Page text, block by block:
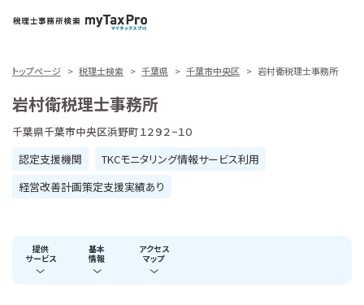
トップページ 税理士検索 千葉県 千葉市中央区 岩村衛税理士事務所
岩村衛税理士事務所
千葉県千葉市中央区浜野町１２９２−１０
認定支援機関
TKCモニタリング情報サービス利用
経営改善計画策定支援実績あり
提供
サービス
基本
情報
アクセス
マップ